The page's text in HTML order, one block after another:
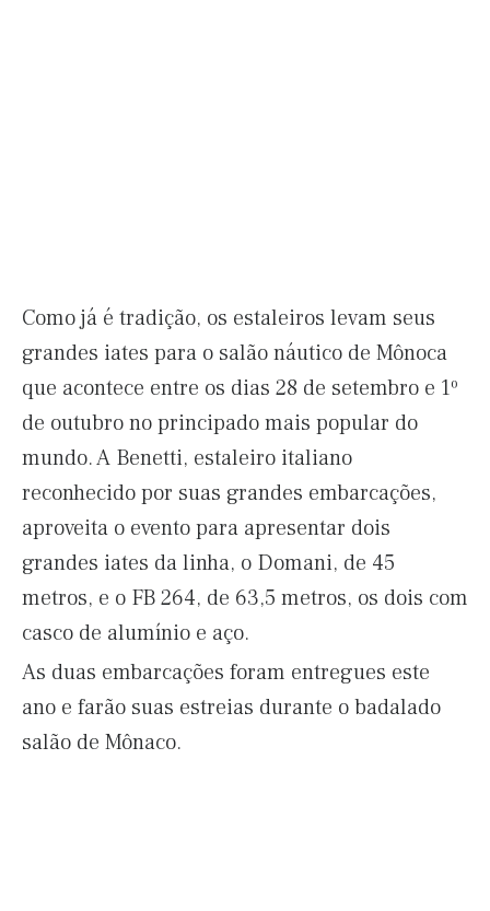
Como já é tradição, os estaleiros levam seus
grandes iates para o salão náutico de Mônoca
que acontece entre os dias 28 de setembro e 1º
de outubro no principado mais popular do
mundo. A Benetti, estaleiro italiano
reconhecido por suas grandes embarcações,
aproveita o evento para apresentar dois
grandes iates da linha, o Domani, de 45
metros, e o FB 264, de 63,5 metros, os dois com
casco de alumínio e aço.
As duas embarcações foram entregues este
ano e farão suas estreias durante o badalado
salão de Mônaco.